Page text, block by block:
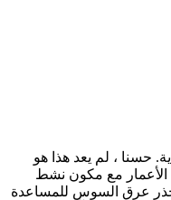
حسنا ، لم يعد هذا هو
الأعمار مع مكون نشط
جذر عرق السوس للمساعدة